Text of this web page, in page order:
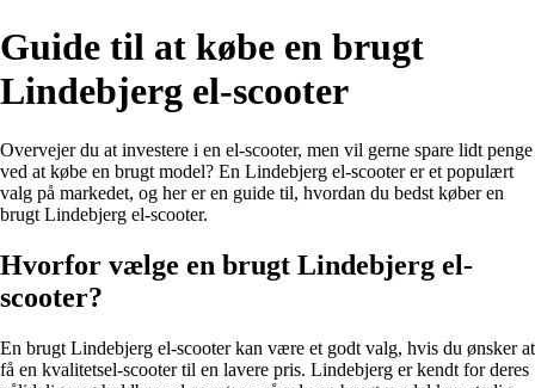
Guide til at købe en brugt
Lindebjerg el-scooter
Overvejer du at investere i en el-scooter, men vil gerne spare lidt penge
ved at købe en brugt model? En Lindebjerg el-scooter er et populært
valg på markedet, og her er en guide til, hvordan du bedst køber en
brugt Lindebjerg el-scooter.
Hvorfor vælge en brugt Lindebjerg el-
scooter?
En brugt Lindebjerg el-scooter kan være et godt valg, hvis du ønsker at
få en kvalitetsel-scooter til en lavere pris. Lindebjerg er kendt for deres